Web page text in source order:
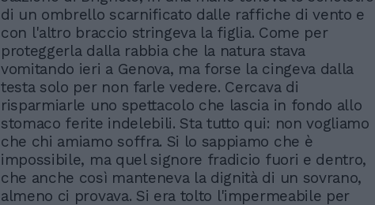
di un ombrello scarnificato dalle raffiche di vento e
con l'altro braccio stringeva la figlia. Come per
proteggerla dalla rabbia che la natura stava
vomitando ieri a Genova, ma forse la cingeva dalla
testa solo per non farle vedere. Cercava di
risparmiarle uno spettacolo che lascia in fondo allo
stomaco ferite indelebili. Sta tutto qui: non vogliamo
che chi amiamo soffra. Si lo sappiamo che è
impossibile, ma quel signore fradicio fuori e dentro,
che anche così manteneva la dignità di un sovrano,
almeno ci provava. Si era tolto l'impermeabile per